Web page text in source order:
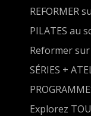
REFORMER
PILATES au
Reformer
SÉRIES +
Explorez